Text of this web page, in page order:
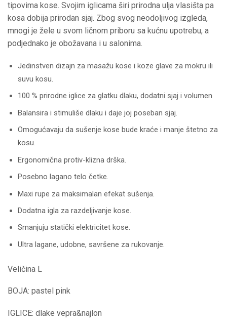
tipovima kose. Svojim iglicama širi prirodna ulja vlasišta pa
kosa dobija prirodan sjaj. Zbog svog neodoljivog izgleda,
mnogi je žele u svom ličnom priboru sa kućnu upotrebu, a
podjednako je obožavana i u salonima.
Jedinstven dizajn za masažu kose i koze glave za mokru ili
suvu kosu.
100 % prirodne iglice za glatku dlaku, dodatni sjaj i volumen
Balansira i stimuliše dlaku i daje joj poseban sjaj.
Omogućavaju da sušenje kose bude kraće i manje štetno za
kosu.
Ergonomična protiv-klizna drška.
Posebno lagano telo četke.
Maxi rupe za maksimalan efekat sušenja.
Dodatna igla za razdeljivanje kose.
Smanjuju statički elektricitet kose.
Ultra lagane, udobne, savršene za rukovanje.
Veličina L
BOJA: pastel pink
IGLICE: dlake vepra&najlon